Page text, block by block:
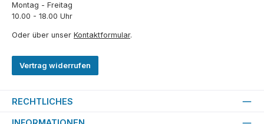
Montag - Freitag
10.00 - 18.00 Uhr
Oder über unser Kontaktformular.
Vertrag widerrufen
RECHTLICHES